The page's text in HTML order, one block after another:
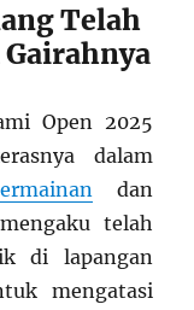
Telah
Open 2025
dalam
dan
telah
di lapangan
mengatasi